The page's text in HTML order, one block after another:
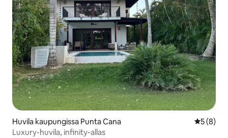
Huvila kaupungissa Punta Cana
5 (8)
Luxury-huvila, infinity-allas